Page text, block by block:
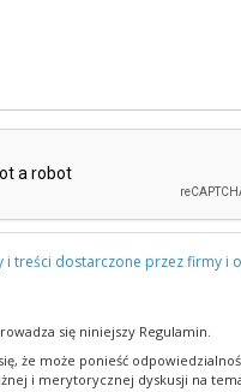
treści dostarczone przez firmy i
się niniejszy Regulamin.
że może ponieść
i merytorycznej dyskusji na